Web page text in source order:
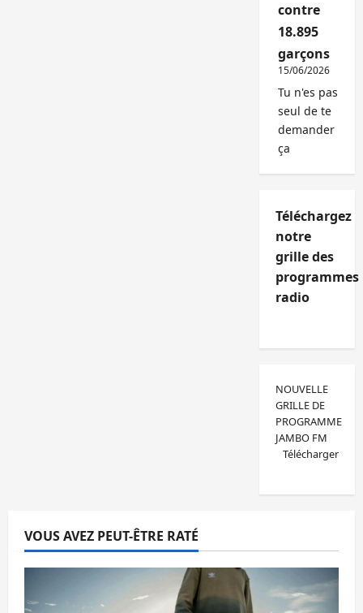
contre
18.895
garçons
15/06/2026
Tu n'es pas
seul de te
demander
ça
Téléchargez
notre
grille des
programmes
radio
NOUVELLE
GRILLE DE
PROGRAMME
JAMBO FM
Télécharger
VOUS AVEZ PEUT-ÊTRE RATÉ